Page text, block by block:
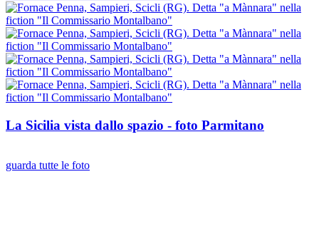
La Sicilia vista dallo spazio - foto Parmitano
guarda tutte le foto